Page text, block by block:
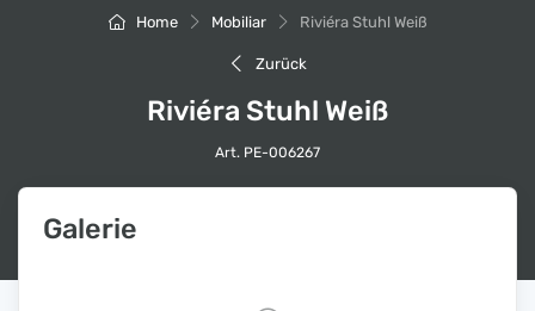
Home Mobiliar Riviéra Stuhl Weiß
Zurück
Riviéra Stuhl Weiß
Art. PE-006267
Galerie